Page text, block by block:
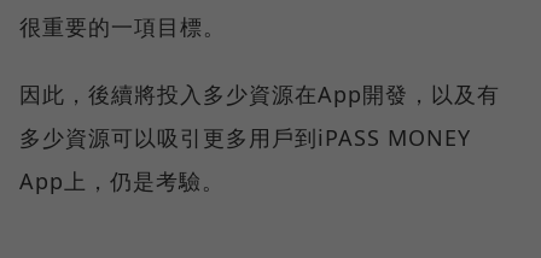
很重要的一項目標。
因此，後續將投入多少資源在App開發，以及有
多少資源可以吸引更多用戶到iPASS MONEY
App上，仍是考驗。